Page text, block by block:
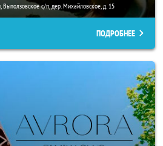
Выползовское с/п, дер. Михайловское, д. 15
ПОДРОБНЕЕ